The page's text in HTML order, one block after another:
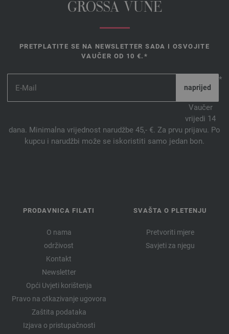
GROSSA VUNE
PRETPLATITE SE NA NEWSLETTER SADA I OSVOJITE
VAUČER OD 10 €.*
*
Vaučer
vrijedi 14
dana. Minimalna vrijednost narudžbe 45,- €. Za prvu prijavu. Po
kupcu i narudžbi može se iskoristiti samo jedan bon.
PRODAVNICA FILATI
O nama
održivost
Kontakt
Newsletter
Opći Uvjeti korištenja
Pravo na otkazivanje ugovora
Zaštita podataka
Izjava o pristupačnosti
SVAŠTA O PLETENJU
Pretvoriti mjere
Savjeti za njegu